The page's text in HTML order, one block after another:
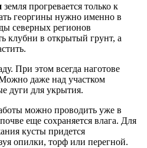
земля прогревается только к
георгины нужно именно в
северных регионов
клубни в открытый грунт, а
При этом всегда наготове
даже над участком
дуги для укрытия.
можно проводить уже в
еще сохраняется влага. Для
кусты придется
опилки, торф или перегной.